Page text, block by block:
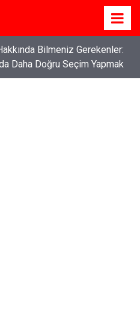
Bilmeniz Gerekenler:
Daha Doğru Seçim Yapmak